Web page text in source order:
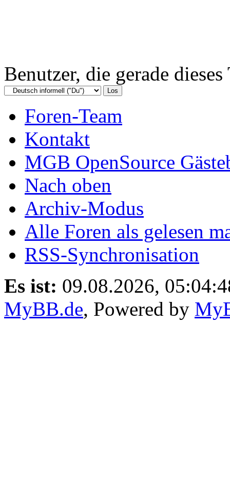
Benutzer, die gerade
Foren-Team
Kontakt
MGB OpenSource
Nach oben
Archiv-Modus
Alle Foren als gelesen
RSS-Synchronisation
Es ist: 09.08.2026,
MyBB.de, Powered by